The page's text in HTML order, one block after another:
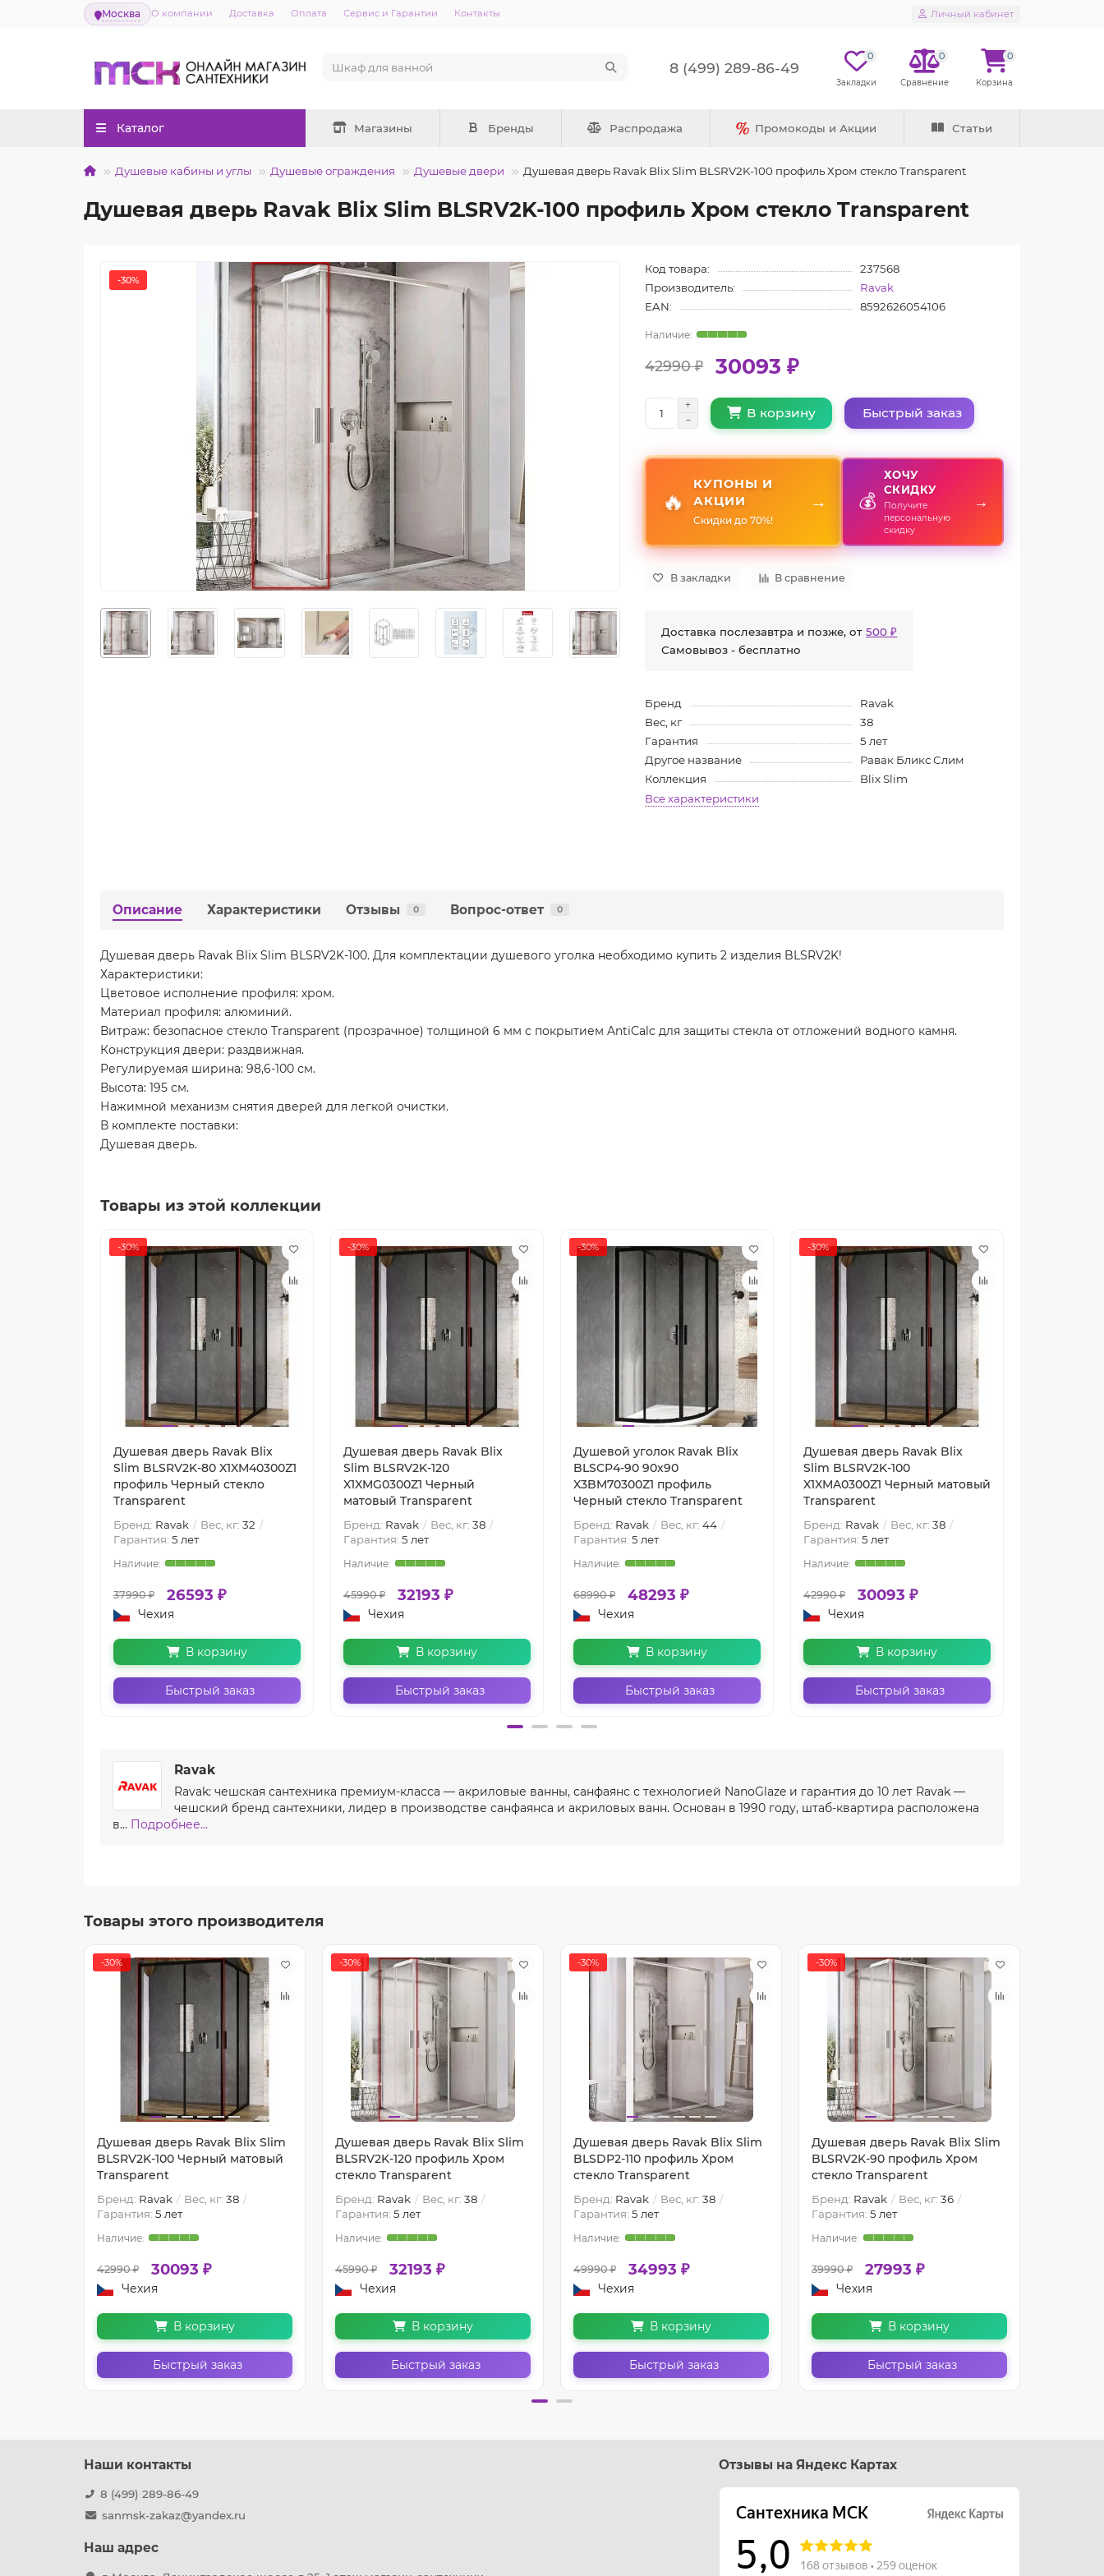
Москва О компании Доставка Оплата Сервис и Гарантии Контакты Личный кабинет
8 (499) 289-86-49
0 0 0
Каталог Магазины Бренды Распродажа Промокоды и Акции Статьи
Душевые кабины и углы Душевые ограждения Душевые двери Душевая дверь Ravak Blix Slim BLSRV2K-100 профиль Хром стекло Transparent
Душевая дверь Ravak Blix Slim BLSRV2K-100 профиль Хром стекло Transparent
-30%
Код товара:
237568
Производитель:
Ravak
EAN:
8592626054106
42990 ₽ 30093 ₽
В корзину Быстрый заказ
🔥
КУПОНЫ И
АКЦИИ
Скидки до 70%!
→ 💰
ХОЧУ
СКИДКУ
Получите
персональную
скидку
→
В закладки В сравнение
Доставка послезавтра и позже, от500 ₽
Самовывоз - бесплатно
Бренд
Ravak
Вес, кг
38
Гарантия
5 лет
Другое название
Равак Бликс Слим
Коллекция
Blix Slim
Все характеристики
Описание Характеристики Отзывы 0 Вопрос-ответ 0
Душевая дверь Ravak Blix Slim BLSRV2K-100. Для комплектации душевого уголка необходимо купить 2 изделия BLSRV2K!
Характеристики:
Цветовое исполнение профиля: хром.
Материал профиля: алюминий.
Витраж: безопасное стекло Transparent (прозрачное) толщиной 6 мм с покрытием AntiCalc для защиты стекла от отложений водного камня.
Конструкция двери: раздвижная.
Регулируемая ширина: 98,6-100 см.
Высота: 195 cм.
Нажимной механизм снятия дверей для легкой очистки.
В комплекте поставки:
Душевая дверь.
Товары из этой коллекции
-30%
Душевая дверь Ravak Blix
Slim BLSRV2K-80 X1XM40300Z1
профиль Черный стекло
Transparent
Бренд: Ravak Вес, кг: 32
Гарантия: 5 лет
37990 ₽ 26593 ₽
Чехия
В корзину
Быстрый заказ
-30%
Душевая дверь Ravak Blix
Slim BLSRV2K-120
X1XMG0300Z1 Черный
матовый Transparent
Бренд: Ravak Вес, кг: 38
Гарантия: 5 лет
45990 ₽ 32193 ₽
Чехия
В корзину
Быстрый заказ
-30%
Душевой уголок Ravak Blix
BLSCP4-90 90x90
X3BM70300Z1 профиль
Черный стекло Transparent
Бренд: Ravak Вес, кг: 44
Гарантия: 5 лет
68990 ₽ 48293 ₽
Чехия
В корзину
Быстрый заказ
-30%
Душевая дверь Ravak Blix
Slim BLSRV2K-100
X1XMA0300Z1 Черный матовый
Transparent
Бренд: Ravak Вес, кг: 38
Гарантия: 5 лет
42990 ₽ 30093 ₽
Чехия
В корзину
Быстрый заказ
Ravak
Ravak: чешская сантехника премиум-класса — акриловые ванны, санфаянс с технологией NanoGlaze и гарантия до 10 лет Ravak —
чешский бренд сантехники, лидер в производстве санфаянса и акриловых ванн. Основан в 1990 году, штаб-квартира расположена
в... Подробнее...
Товары этого производителя
-30%
Душевая дверь Ravak Blix Slim
BLSRV2K-100 Черный матовый
Transparent
Бренд: Ravak Вес, кг: 38
Гарантия: 5 лет
42990 ₽ 30093 ₽
Чехия
В корзину
Быстрый заказ
-30%
Душевая дверь Ravak Blix Slim
BLSRV2K-120 профиль Хром
стекло Transparent
Бренд: Ravak Вес, кг: 38
Гарантия: 5 лет
45990 ₽ 32193 ₽
Чехия
В корзину
Быстрый заказ
-30%
Душевая дверь Ravak Blix Slim
BLSDP2-110 профиль Хром
стекло Transparent
Бренд: Ravak Вес, кг: 38
Гарантия: 5 лет
49990 ₽ 34993 ₽
Чехия
В корзину
Быстрый заказ
-30%
Душевая дверь Ravak Blix Slim
BLSRV2K-90 профиль Хром
стекло Transparent
Бренд: Ravak Вес, кг: 36
Гарантия: 5 лет
39990 ₽ 27993 ₽
Чехия
В корзину
Быстрый заказ
Наши контакты
8 (499) 289-86-49
sanmsk-zakaz@yandex.ru
Наш адрес
Отзывы на Яндекс Картах